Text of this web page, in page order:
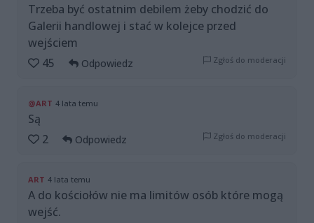
Trzeba być ostatnim debilem żeby chodzić do
Galerii handlowej i stać w kolejce przed
wejściem
45
Odpowiedz Zgłoś do moderacji
@ART 4 lata temu
Są
2
Odpowiedz Zgłoś do moderacji
ART 4 lata temu
A do kościołów nie ma limitów osób które mogą
wejść.